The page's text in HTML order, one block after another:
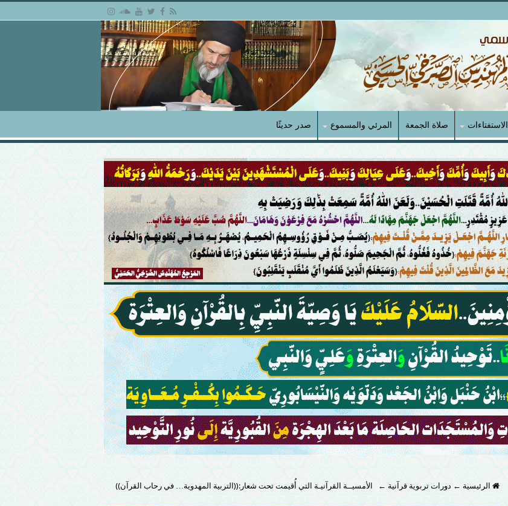
الاستفتاءات صلاة الجمعة المرئي والمسموع صدر حديثًا
الرئيسية ← دورات تربوية قرآنية ← الأمسيــة القرآنيـة التي أُقيمت تحت شعار:((التربية المهدوية… في رحاب القرآن))